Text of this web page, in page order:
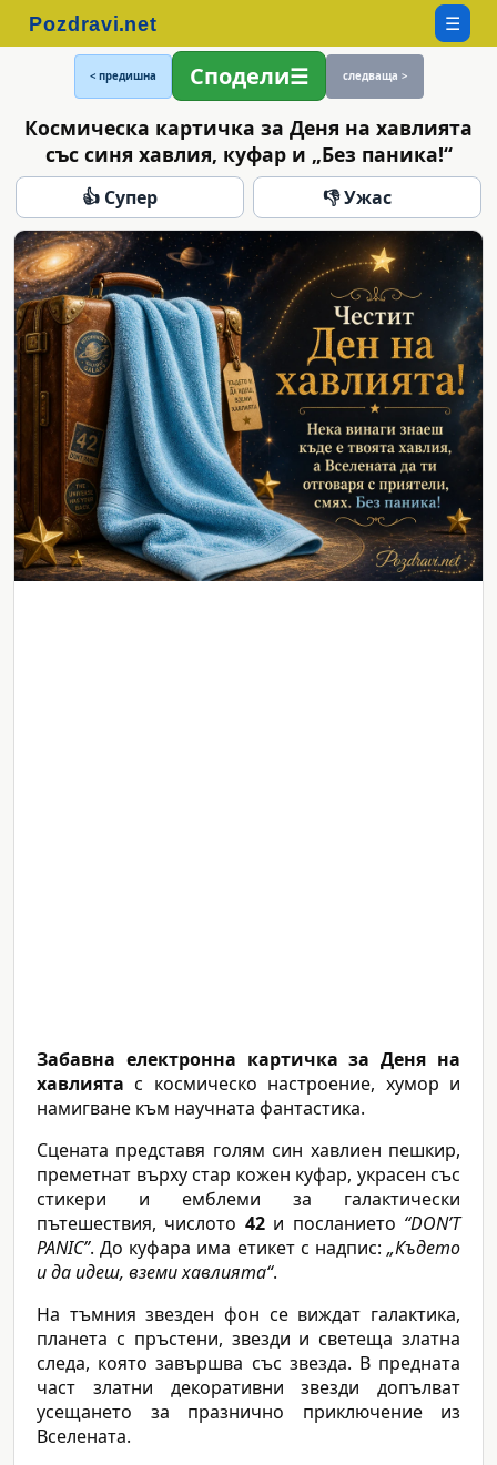
☰
< предишна Сподели следваща >
Космическа картичка за Деня на хавлията
със синя хавлия, куфар и „Без паника!“
👍 Супер 👎 Ужас
Забавна електронна картичка за Деня на
хавлията с космическо настроение, хумор и
намигване към научната фантастика.
Сцената представя голям син хавлиен пешкир,
преметнат върху стар кожен куфар, украсен със
стикери и емблеми за галактически
пътешествия, числото 42и посланието “DON’T
PANIC”. До куфара има етикет с надпис: „Където
и да идеш, вземи хавлията“.
На тъмния звезден фон се виждат галактика,
планета с пръстени, звезди и светеща златна
следа, която завършва със звезда. В предната
част златни декоративни звезди допълват
усещането за празнично приключение из
Вселената.